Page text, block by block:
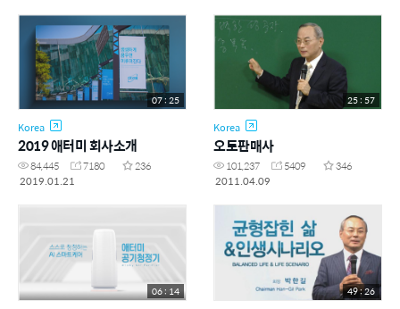
07 : 25
Korea
2019 애터미 회사소개
84,445 7180
236
2019.01.21
25 : 57
Korea
오토판매사
101,237 5409
346
2011.04.09
06 : 14 49 : 26